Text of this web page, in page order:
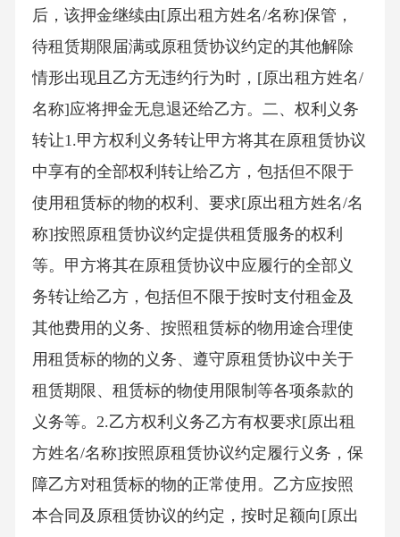
后，该押金继续由[原出租方姓名/名称]保管，
待租赁期限届满或原租赁协议约定的其他解除
情形出现且乙方无违约行为时，[原出租方姓名/
名称]应将押金无息退还给乙方。二、权利义务
转让1.甲方权利义务转让甲方将其在原租赁协议
中享有的全部权利转让给乙方，包括但不限于
使用租赁标的物的权利、要求[原出租方姓名/名
称]按照原租赁协议约定提供租赁服务的权利
等。甲方将其在原租赁协议中应履行的全部义
务转让给乙方，包括但不限于按时支付租金及
其他费用的义务、按照租赁标的物用途合理使
用租赁标的物的义务、遵守原租赁协议中关于
租赁期限、租赁标的物使用限制等各项条款的
义务等。2.乙方权利义务乙方有权要求[原出租
方姓名/名称]按照原租赁协议约定履行义务，保
障乙方对租赁标的物的正常使用。乙方应按照
本合同及原租赁协议的约定，按时足额向[原出